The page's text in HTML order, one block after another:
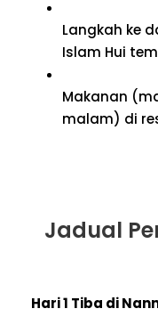
Langkah ke
Islam Hui
Makanan
malam) di
Jadual
Hari 1 Tiba di